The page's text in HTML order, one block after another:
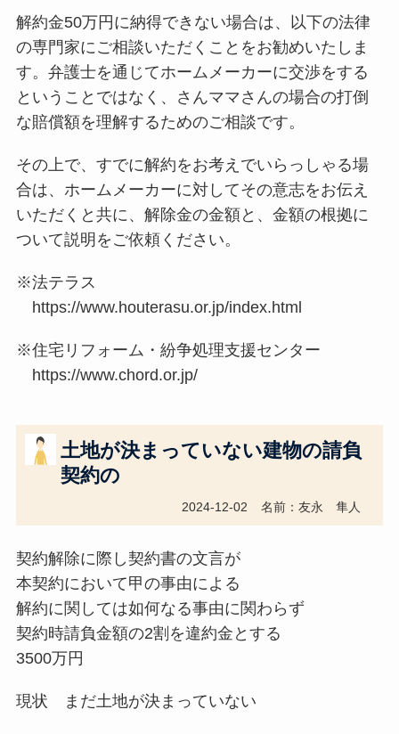
解約金50万円に納得できない場合は、以下の法律
の専門家にご相談いただくことをお勧めいたしま
す。弁護士を通じてホームメーカーに交渉をする
ということではなく、さんママさんの場合の打倒
な賠償額を理解するためのご相談です。
その上で、すでに解約をお考えでいらっしゃる場
合は、ホームメーカーに対してその意志をお伝え
いただくと共に、解除金の金額と、金額の根拠に
ついて説明をご依頼ください。
※法テラス
https://www.houterasu.or.jp/index.html
※住宅リフォーム・紛争処理支援センター
https://www.chord.or.jp/
土地が決まっていない建物の請負
契約の
2024-12-02 名前：友永 隼人
契約解除に際し契約書の文言が
本契約において甲の事由による
解約に関しては如何なる事由に関わらず
契約時請負金額の2割を違約金とする
3500万円
現状 まだ土地が決まっていない